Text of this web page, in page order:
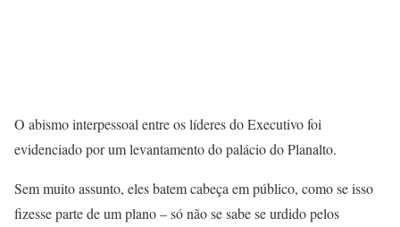
O abismo interpessoal entre os líderes do Executivo foi
evidenciado por um levantamento do palácio do Planalto.
Sem muito assunto, eles batem cabeça em público, como se isso
fizesse parte de um plano – só não se sabe se urdido pelos